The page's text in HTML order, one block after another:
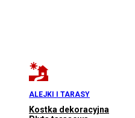
ALEJKI I TARASY
Kostka dekoracyjna